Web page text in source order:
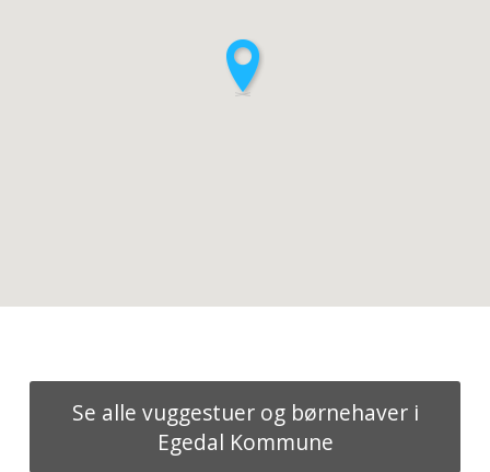
Se alle vuggestuer og børnehaver i
Egedal Kommune